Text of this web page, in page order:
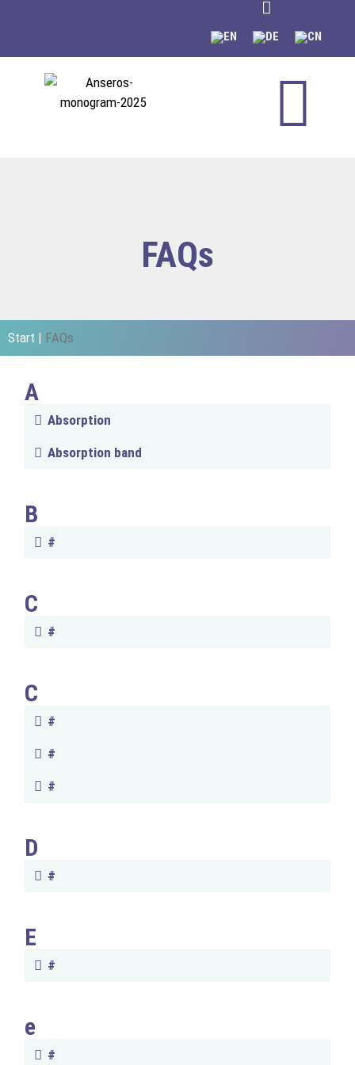
FAQs
Start | FAQs
A
Absorption
Absorption band
B
#
C
#
C
#
#
#
D
#
E
#
e
#